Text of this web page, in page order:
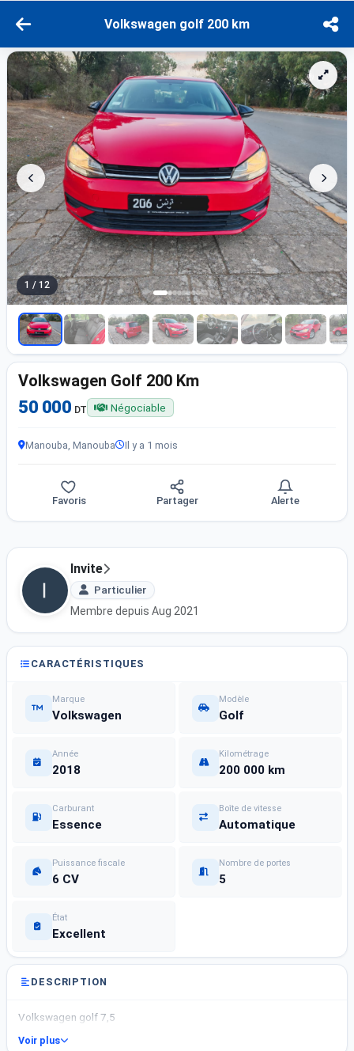
Volkswagen golf 200 km
1 / 12
Volkswagen Golf 200 Km
50 000 DT Négociable
Manouba, Manouba Il y a 1 mois
Favoris Partager Alerte
Invite
Particulier
Membre depuis Aug 2021
CARACTÉRISTIQUES
Marque
Volkswagen
Modèle
Golf
Année
2018
Kilométrage
200 000 km
Carburant
Essence
Boîte de vitesse
Automatique
Puissance fiscale
6 CV
Nombre de portes
5
État
Excellent
DESCRIPTION
Volkswagen golf 7,5
Voir plus